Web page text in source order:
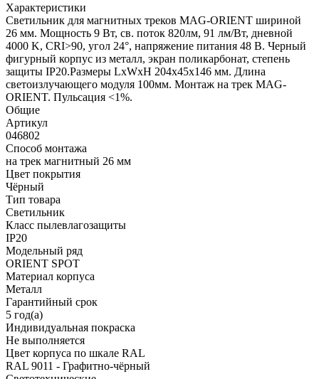
Характеристики
Светильник для магнитных треков MAG-ORIENT шириной
26 мм. Мощность 9 Вт, св. поток 820лм, 91 лм/Вт, дневной
4000 K, CRI>90, угол 24°, напряжение питания 48 В. Черный
фигурный корпус из металл, экран поликарбонат, степень
защиты IP20.Размеры LxWxH 204x45x146 мм. Длина
светоизлучающего модуля 100мм. Монтаж на трек MAG-
ORIENT. Пульсация <1%.
Общие
Артикул
046802
Способ монтажа
на трек магнитный 26 мм
Цвет покрытия
Чёрный
Тип товара
Светильник
Класс пылевлагозащиты
IP20
Модельный ряд
ORIENT SPOT
Материал корпуса
Металл
Гарантийный срок
5 год(а)
Индивидуальная покраска
Не выполняется
Цвет корпуса по шкале RAL
RAL 9011 - Графитно-чёрный